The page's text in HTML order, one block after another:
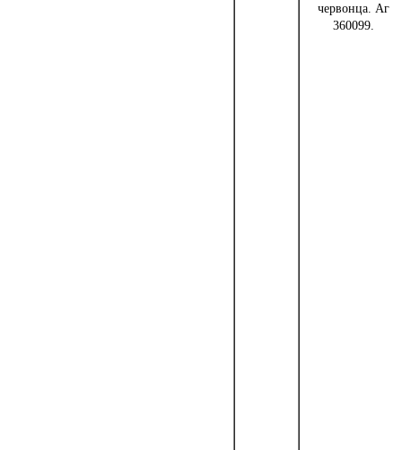
червонца. Аг
360099.